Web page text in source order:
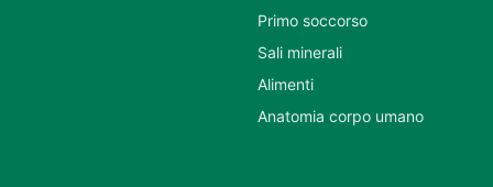
Primo soccorso
Sali minerali
Alimenti
Anatomia corpo umano